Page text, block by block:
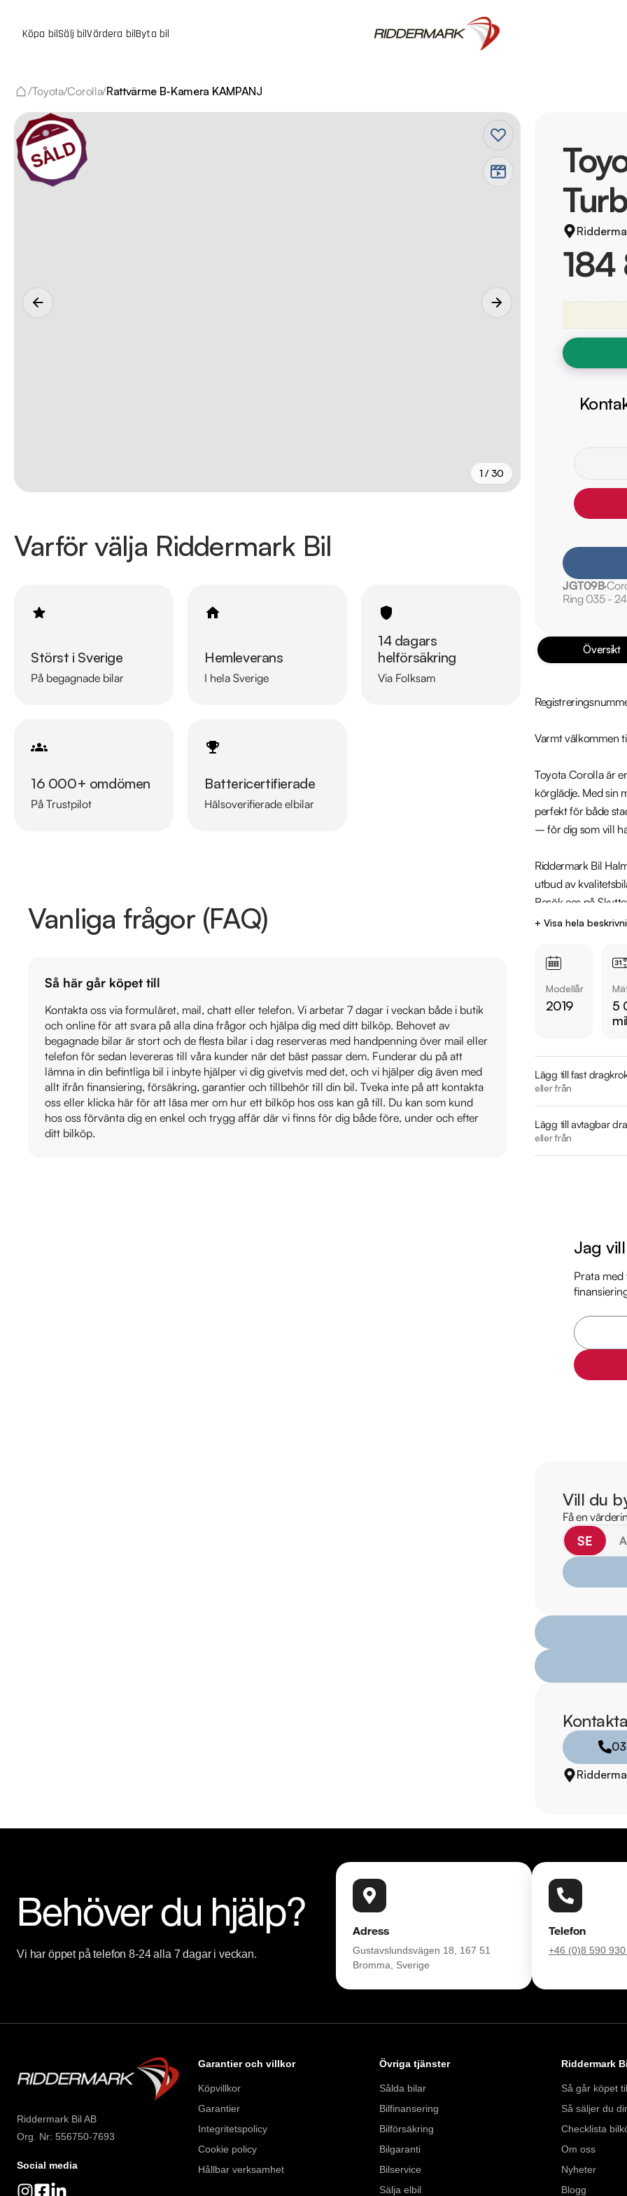
Köpa bilSälj bilVärdera bilByta bil
/Toyota/Corolla/Rattvärme B-Kamera KAMPANJ
1 / 30
Varför välja Riddermark Bil
Störst i Sverige
På begagnade bilar
Hemleverans
I hela Sverige
14 dagars
helförsäkring
Via Folksam
16 000+ omdömen
På Trustpilot
Battericertifierade
Hälsoverifierade elbilar
Vanliga frågor (FAQ)
Så här går köpet till
Kontakta oss via formuläret, mail, chatt eller telefon. Vi arbetar 7 dagar i veckan både i butik
och online för att svara på alla dina frågor och hjälpa dig med ditt bilköp. Behovet av
begagnade bilar är stort och de flesta bilar i dag reserveras med handpenning över mail eller
telefon för sedan levereras till våra kunder när det bäst passar dem. Funderar du på att
lämna in din befintliga bil i inbyte hjälper vi dig givetvis med det, och vi hjälper dig även med
allt ifrån finansiering, försäkring, garantier och tillbehör till din bil. Tveka inte på att kontakta
oss eller klicka här för att läsa mer om hur ett bilköp hos oss kan gå till. Du kan som kund
hos oss förvänta dig en enkel och trygg affär där vi finns för dig både före, under och efter
ditt bilköp.
JGT09B
Ring 035 -
Översikt
Varmt välkommen
Toyota Corolla är
körglädje. Med sin
perfekt för både
– för dig som vill
Riddermark Bil
utbud av
Besök oss på
pris.
Leverans av din
inbyte. Vill du se
Kontakta oss för
Telefon: 035-240
* Störst i Sverige på
* Erbjuder
* 14 dagars
Fantastisk Corolla
* Låg förbrukning
* Perfekt bil för
* Anpassad för
* Körglädje utöver
* Ekonomiskt ägande
* Bilen som tänker
Jämför denna bil
https://
Årsskatt: Endast
Vid blandad
Besiktigad till och
Endast 2 tidigare
Servicehistorik:
2020-05-15 - 795
2021-09-27 - 1110
2024-11-15 - 4917
Besök
https://
för att:
• Reservera bilen
• Få mer info om
RIDDERMARK BIL
Med korta
bil: 035-240 06
https://vimeo.com/
+ Visa hela
Modellår
2019
5
mil
Lägg till fast
eller från
Lägg till avtagbar
eller från
Jag
Prata
Vill du
Få en
SE
Behöver du hjälp?
Vi har öppet på telefon 8-24 alla 7 dagar i veckan.
Adress
Gustavslundsvägen 18, 167 51
Bromma, Sverige
Telefon
+46 (0)8 590
Riddermark Bil AB
Org. Nr: 556750-7693
Social media
Garantier och villkor
Köpvillkor
Garantier
Integritetspolicy
Cookie policy
Hållbar verksamhet
Övriga tjänster
Sålda bilar
Bilfinansering
Bilförsäkring
Bilgaranti
Bilservice
Sälja elbil
Riddermark
Så går köpet
Så säljer du
Checklista
Om oss
Nyheter
Blogg